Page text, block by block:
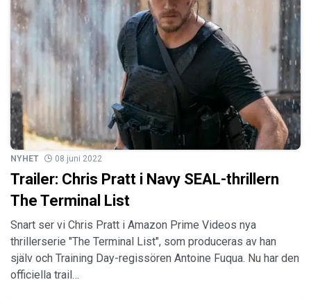
NYHET 08 juni 2022
Trailer: Chris Pratt i Navy SEAL-thrillern
The Terminal List
Snart ser vi Chris Pratt i Amazon Prime Videos nya
thrillerserie "The Terminal List", som produceras av han
själv och Training Day-regissören Antoine Fuqua. Nu har den
officiella trail…